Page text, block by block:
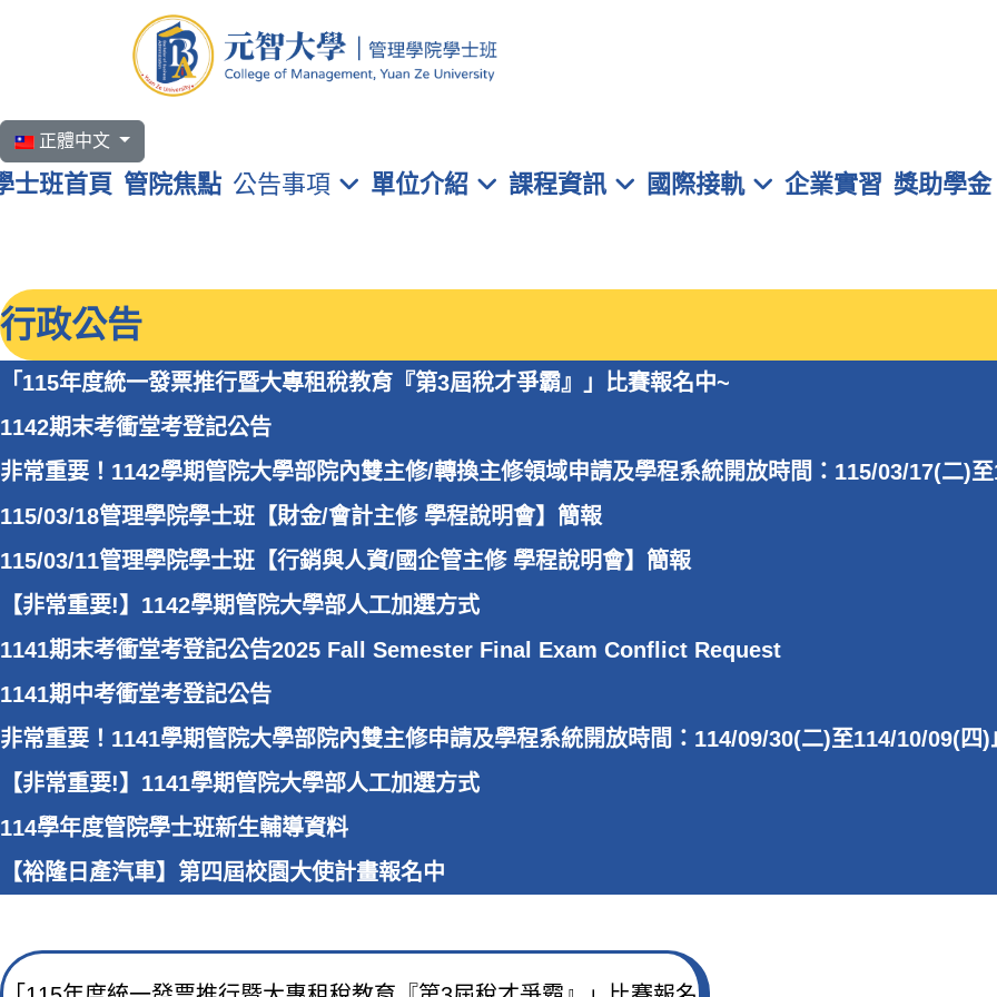
選擇你的語言
正體中文
士班首頁 管院焦點 公告事項 單位介紹 課程資訊 國際接軌 企業實習 獎助學金
行政公告
「115年度統一發票推行暨大專租稅教育『第3屆稅才爭霸』」比賽報名中~
1142期末考衝堂考登記公告
非常重要！1142學期管院大學部院內雙主修/轉換主修領域申請及學程系統開放時間：115/03/17(二)
115/03/18管理學院學士班【財金/會計主修 學程說明會】簡報
115/03/11管理學院學士班【行銷與人資/國企管主修 學程說明會】簡報
【非常重要!】1142學期管院大學部人工加選方式
1141期末考衝堂考登記公告2025 Fall Semester Final Exam Conflict Request
1141期中考衝堂考登記公告
非常重要！1141學期管院大學部院內雙主修申請及學程系統開放時間：114/09/30(二)至114/10/09(四)
【非常重要!】1141學期管院大學部人工加選方式
114學年度管院學士班新生輔導資料
【裕隆日產汽車】第四屆校園大使計畫報名中